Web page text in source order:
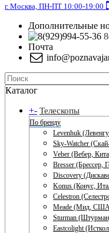
г. Москва, ПН-ПТ 10:00-19:00
Дополнительные
Почта
Каталог
+- Телескопы
По бренду
Levenhuk
Sky-Watcher
Veber (Вебер,
Bresser (Брессер,
Discovery
Konus (Конус,
Celestron
Meade (Мид,
Sturman
Eastcolight